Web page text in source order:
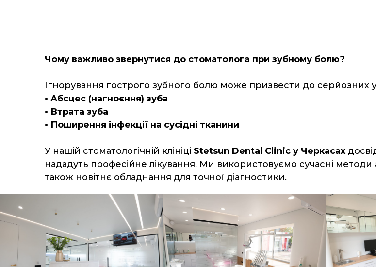
Чому важливо звернутися до стоматолога при зубному болю?
Ігнорування гострого зубного болю може призвести до серйозних
• Абсцес (нагноєння) зуба
• Втрата зуба
• Поширення інфекції на сусідні тканини
У нашій стоматологічній клініці Stetsun Dental Clinic у Черкасах
нададуть професійне лікування. Ми використовуємо сучасні методи
також новітнє обладнання для точної діагностики.